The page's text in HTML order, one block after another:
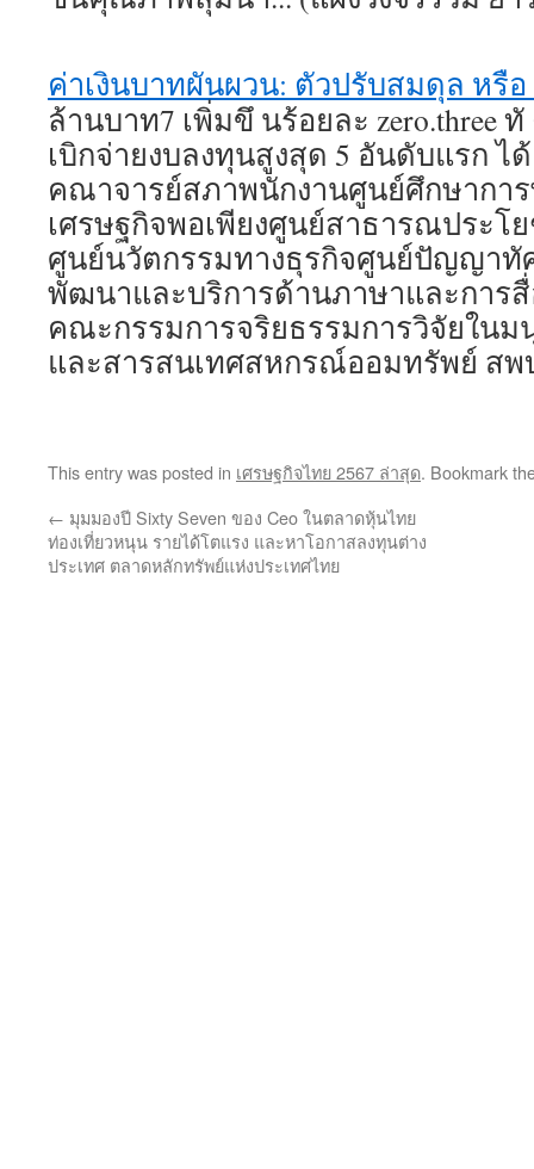
ค่าเงินบาทผันผวน: ตัวปรับสมดุล หรื
ล้านบาท7 เพิ่มขึ นร้อยละ zero.three
เบิกจ่ายงบลงทุนสูงสุด 5 อันดับแรก
คณาจารย์สภาพนักงานศูนย์ศึกษากา
เศรษฐกิจพอเพียงศูนย์สาธารณประโ
ศูนย์นวัตกรรมทางธุรกิจศูนย์ปัญญาทั
พัฒนาและบริการด้านภาษาและการ
คณะกรรมการจริยธรรมการวิจัยใน
และสารสนเทศสหกรณ์ออมทรัพย์ ส
This entry was posted in เศรษฐกิจไทย 2567 ล่าสุด. Bookmark
← มุมมองปี Sixty Seven ของ Ceo ในตลาดหุ้นไทย
ท่องเที่ยวหนุน รายได้โตแรง และหาโอกาสลงทุนต่าง
ประเทศ ตลาดหลักทรัพย์แห่งประเทศไทย